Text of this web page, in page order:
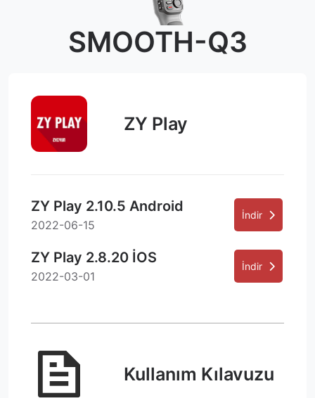
SMOOTH-Q3
ZY Play
ZY Play 2.10.5 Android
2022-06-15
İndir
ZY Play 2.8.20 İOS
2022-03-01
İndir
Kullanım Kılavuzu